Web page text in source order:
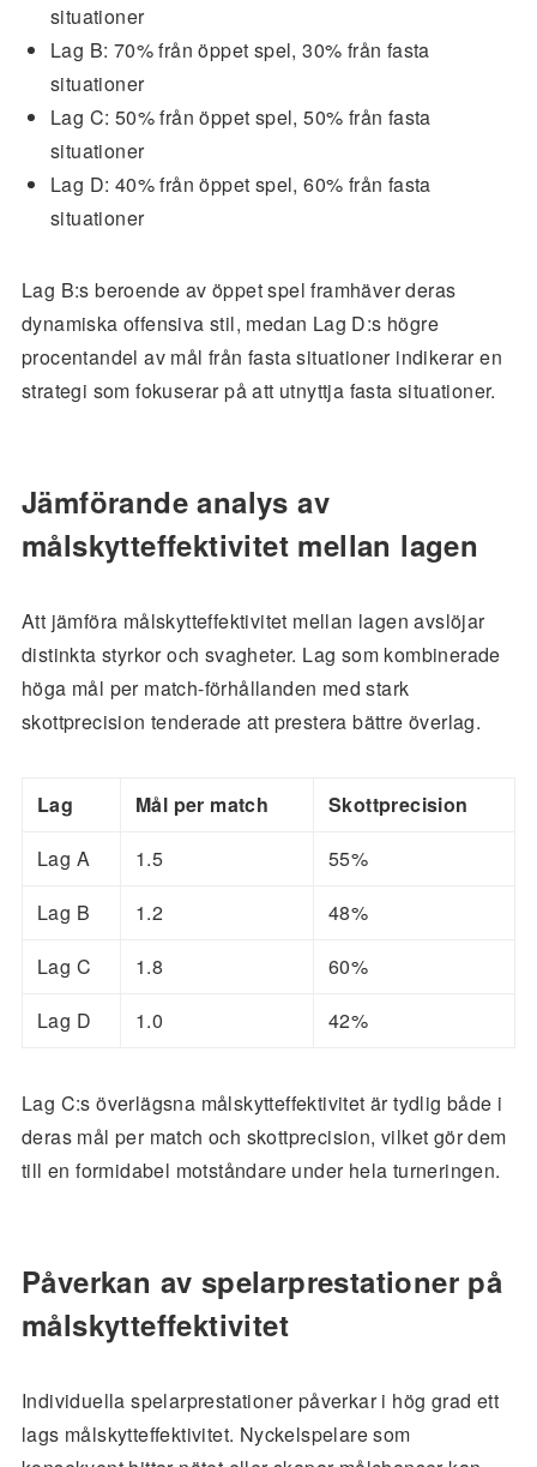
situationer
Lag B: 70% från öppet spel, 30% från fasta
situationer
Lag C: 50% från öppet spel, 50% från fasta
situationer
Lag D: 40% från öppet spel, 60% från fasta
situationer
Lag B:s beroende av öppet spel framhäver deras
dynamiska offensiva stil, medan Lag D:s högre
procentandel av mål från fasta situationer indikerar en
strategi som fokuserar på att utnyttja fasta situationer.
Jämförande analys av
målskytteffektivitet mellan lagen
Att jämföra målskytteffektivitet mellan lagen avslöjar
distinkta styrkor och svagheter. Lag som kombinerade
höga mål per match-förhållanden med stark
skottprecision tenderade att prestera bättre överlag.
Lag Mål per match
Skottprecision
Lag A
1.5
55%
Lag B
1.2
48%
Lag C
1.8
60%
Lag D
1.0 42%
Lag C:s överlägsna målskytteffektivitet är tydlig både i
deras mål per match och skottprecision, vilket gör dem
till en formidabel motståndare under hela turneringen.
Påverkan av spelarprestationer på
målskytteffektivitet
Individuella spelarprestationer påverkar i hög grad ett
lags målskytteffektivitet. Nyckelspelare som